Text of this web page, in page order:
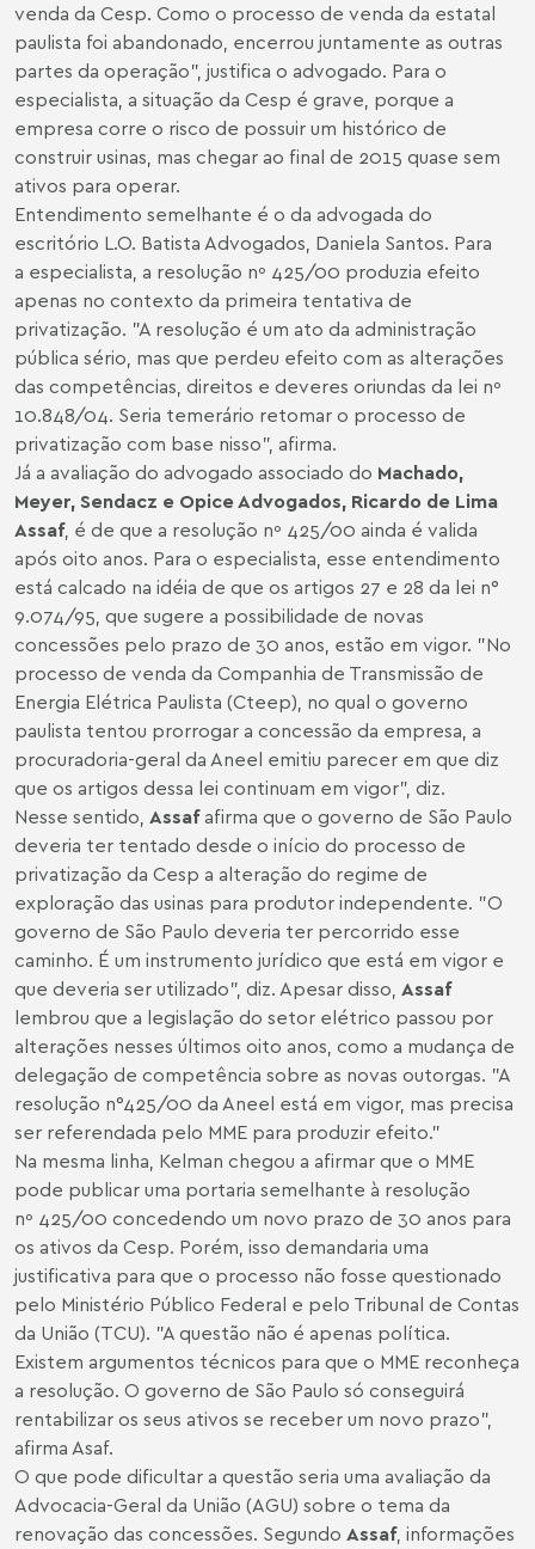
venda da Cesp. Como o processo de venda da estatal
paulista foi abandonado, encerrou juntamente as outras
partes da operação", justifica o advogado. Para o
especialista, a situação da Cesp é grave, porque a
empresa corre o risco de possuir um histórico de
construir usinas, mas chegar ao final de 2015 quase sem
ativos para operar.
Entendimento semelhante é o da advogada do
escritório L.O. Batista Advogados, Daniela Santos. Para
a especialista, a resolução nº 425/00 produzia efeito
apenas no contexto da primeira tentativa de
privatização. "A resolução é um ato da administração
pública sério, mas que perdeu efeito com as alterações
das competências, direitos e deveres oriundas da lei nº
10.848/04. Seria temerário retomar o processo de
privatização com base nisso", afirma.
Já a avaliação do advogado associado do Machado,
Meyer, Sendacz e Opice Advogados, Ricardo de Lima
Assaf, é de que a resolução nº 425/00 ainda é valida
após oito anos. Para o especialista, esse entendimento
está calcado na idéia de que os artigos 27 e 28 da lei n°
9.074/95, que sugere a possibilidade de novas
concessões pelo prazo de 30 anos, estão em vigor. "No
processo de venda da Companhia de Transmissão de
Energia Elétrica Paulista (Cteep), no qual o governo
paulista tentou prorrogar a concessão da empresa, a
procuradoria-geral da Aneel emitiu parecer em que diz
que os artigos dessa lei continuam em vigor", diz.
Nesse sentido, Assafafirma que o governo de São Paulo
deveria ter tentado desde o início do processo de
privatização da Cesp a alteração do regime de
exploração das usinas para produtor independente. "O
governo de São Paulo deveria ter percorrido esse
caminho. É um instrumento jurídico que está em vigor e
que deveria ser utilizado", diz. Apesar disso, Assaf
lembrou que a legislação do setor elétrico passou por
alterações nesses últimos oito anos, como a mudança de
delegação de competência sobre as novas outorgas. "A
resolução n°425/00 da Aneel está em vigor, mas precisa
ser referendada pelo MME para produzir efeito."
Na mesma linha, Kelman chegou a afirmar que o MME
pode publicar uma portaria semelhante à resolução
nº 425/00 concedendo um novo prazo de 30 anos para
os ativos da Cesp. Porém, isso demandaria uma
justificativa para que o processo não fosse questionado
pelo Ministério Público Federal e pelo Tribunal de Contas
da União (TCU). "A questão não é apenas política.
Existem argumentos técnicos para que o MME reconheça
a resolução. O governo de São Paulo só conseguirá
rentabilizar os seus ativos se receber um novo prazo",
afirma Asaf.
O que pode dificultar a questão seria uma avaliação da
Advocacia-Geral da União (AGU) sobre o tema da
renovação das concessões. Segundo Assaf, informações